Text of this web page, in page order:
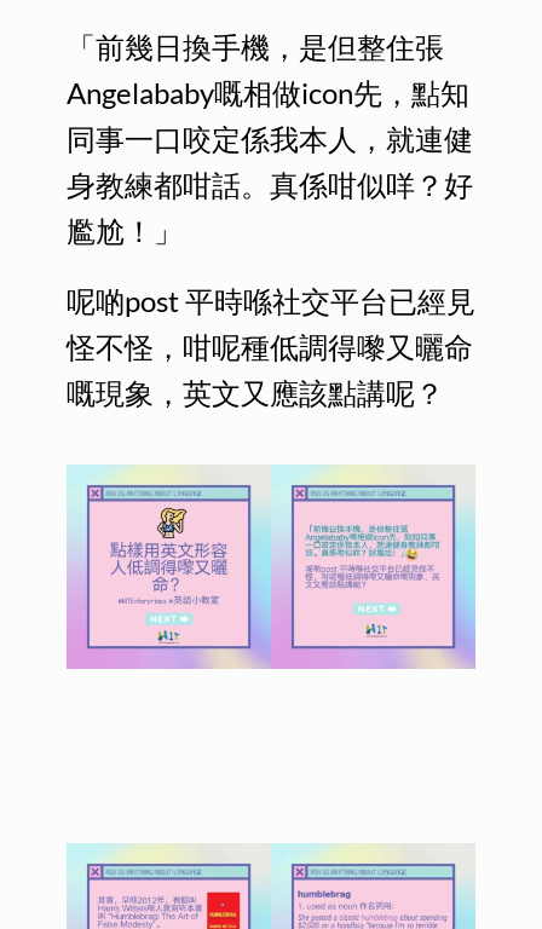
「前幾日換手機，是但整住張
Angelababy嘅相做icon先，點知
同事一口咬定係我本人，就連健
身教練都咁話。真係咁似咩？好
尷尬！」
呢啲post 平時喺社交平台已經見
怪不怪，咁呢種低調得嚟又曬命
嘅現象，英文又應該點講呢？